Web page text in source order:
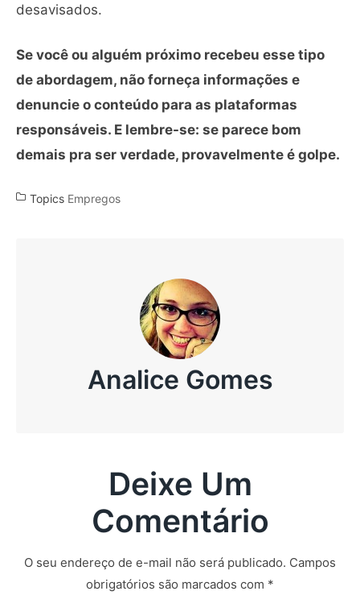
desavisados.
Se você ou alguém próximo recebeu esse tipo
de abordagem, não forneça informações e
denuncie o conteúdo para as plataformas
responsáveis. E lembre-se: se parece bom
demais pra ser verdade, provavelmente é golpe.
Topics Empregos
Analice Gomes
Deixe Um
Comentário
O seu endereço de e-mail não será publicado. Campos
obrigatórios são marcados com *